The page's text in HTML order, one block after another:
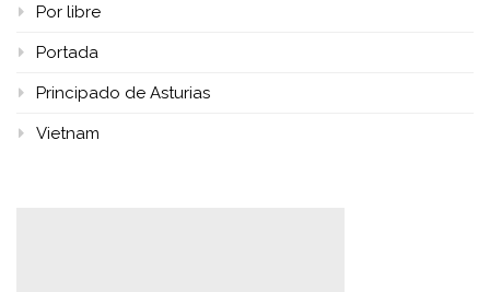
Por libre
Portada
Principado de Asturias
Vietnam